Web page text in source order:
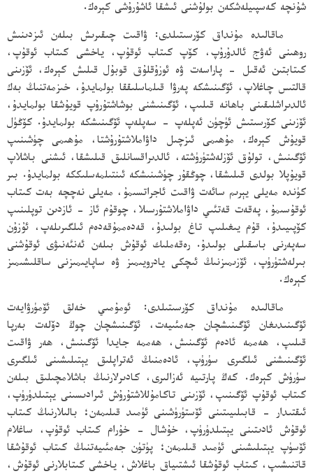
شۇنچە كەسپىيلەشكەن بولۇشنى ئىشقا ئاشۇرۇشى كېرەك.
ماقالىدە مۇنداق كۆرسىتىلدى: ۋاقىت چىقىرىش بىلەن ئىزدىنىش
روھىنى ئەۋج ئالدۇرۇپ، كۆپ كىتاب ئوقۇپ، ياخشى كىتاب ئوقۇپ،
كىتابتىن ئەقىل - پاراسەت ۋە ئوزۇقلۇق قوبۇل قىلىش كېرەك، ئۆزىنى
قالتىس چاغلاپ، ئۆگىنىشكە پەرۋا قىلماسلىققا بولمايدۇ، خىزمەتنىڭ بەك
ئالدىراشلىقىنى باھانە قىلىپ، ئۆگىنىشنى بوشاشتۇرۇپ قويۇشقا بولمايدۇ،
ئۆزىنى كۆرسىتىش ئۈچۈن ئەپلەپ - سەپلەپ ئۆگىنىشكە بولمايدۇ. كۆڭۈل
قويۇش كېرەك، مۇھىمى ئىزچىل داۋاملاشتۇرۇشتا، مۇھىمى چۈشىنىپ
ئۆگىنىش، تولۇق ئۆزلەشتۈرۈشتە، ئالدىراقسانلىق قىلىشقا، ئىشنى باشلاپ
قويۇپلا بولدى قىلىشقا، چوڭقۇر چۈشىنىشكە ئىنتىلمەسلىككە بولمايدۇ. بىر
كۈندە مەيلى يېرىم سائەت ۋاقىت ئاجراتسىمۇ، مەيلى نەچچە بەت كىتاب
ئوقۇسىمۇ، پەقەت قەتئىي داۋاملاشتۇرسىلا، چوقۇم ئاز - ئازدىن توپلىنىپ
كۆپىيىدۇ، قۇم يىغىلىپ تاغ بولىدۇ، قەدەممۇقەدەم ئىلگىرىلەپ، ئۇزۇن
سەپەرنى باسقىلى بولىدۇ. رەقەملىك ئوقۇش بىلەن ئەنئەنىۋى ئوقۇشنى
بىرلەشتۈرۈپ، ئۆزىمىزنىڭ ئىچكى يادرويىمىز ۋە ساپايىمىزنى ساقلىشىمىز
كېرەك.
ماقالىدە مۇنداق كۆرسىتىلدى: ئومۇمىي خەلق ئۆمۈرۋايەت
ئۆگىنىدىغان ئۆگىنىشچان جەمئىيەت، ئۆگىنىشچان چوڭ دۆلەت بەرپا
قىلىپ، ھەممە ئادەم ئۆگىنىش، ھەممە جايدا ئۆگىنىش، ھەر ۋاقىت
ئۆگىنىشنى ئىلگىرى سۈرۈپ، ئادەمنىڭ ئەتراپلىق يېتىلىشىنى ئىلگىرى
سۈرۈش كېرەك. كەڭ پارتىيە ئەزالىرى، كادىرلارنىڭ باشلامچىلىق بىلەن
كىتاب ئوقۇپ ئۆگىنىپ، ئۆزىنى تاكامۇللاشتۇرۇش ئىرادىسىنى يېتىلدۈرۈپ،
ئىقتىدار - قابىلىيىتىنى ئۆستۈرۈشىنى ئۈمىد قىلىمەن؛ بالىلارنىڭ كىتاب
ئوقۇش ئادىتىنى يېتىلدۈرۈپ، خۇشال - خۇرام كىتاب ئوقۇپ، ساغلام
ئۆسۈپ يېتىلىشىنى ئۈمىد قىلىمەن؛ پۈتۈن جەمئىيەتنىڭ كىتاب ئوقۇشقا
قاتنىشىپ، كىتاب ئوقۇشقا ئىشتىياق باغلاش، ياخشى كىتابلارنى ئوقۇش،